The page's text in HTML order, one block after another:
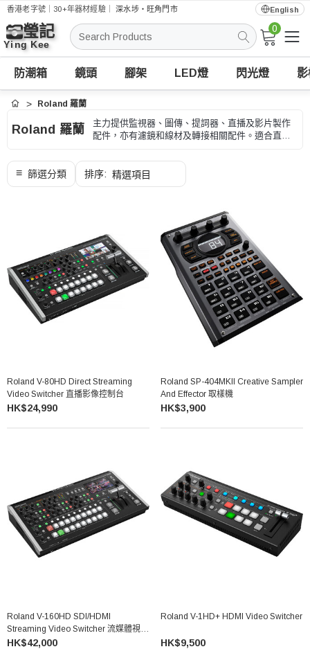
香港老字號｜30+年器材經驗｜深水埗・旺角門市 English
搜
索
0
防潮箱 鏡頭 腳架 LED燈 閃光燈
首頁 Roland 羅蘭
Roland 羅蘭
主力提供監視器、圖傳、提詞器、直播及影片製作
配件，亦有濾鏡和線材及轉接相關配件。適合直
入輸出接口、供電和拍攝流程、型號和用途核對。
Roland V-80HD Direct Streaming
Video Switcher 直播影像控制台
HK$24,990
Roland SP-404MKII Creative Sampler
And Effector 取樣機
HK$3,900
Roland V-160HD SDI/HDMI
Streaming Video Switcher 流媒體視頻
切換器
HK$42,000
Roland V-1HD+ HDMI Video Switcher
HK$9,500